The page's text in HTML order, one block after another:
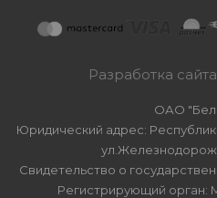
Разработка
ОАО
Юридический адрес:
Свидетельство о
Регистрирующий орган: